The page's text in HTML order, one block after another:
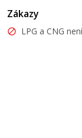
Zákazy
LPG a CNG